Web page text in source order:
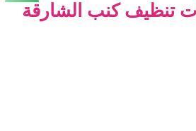
تنظيف كنب الشارقة